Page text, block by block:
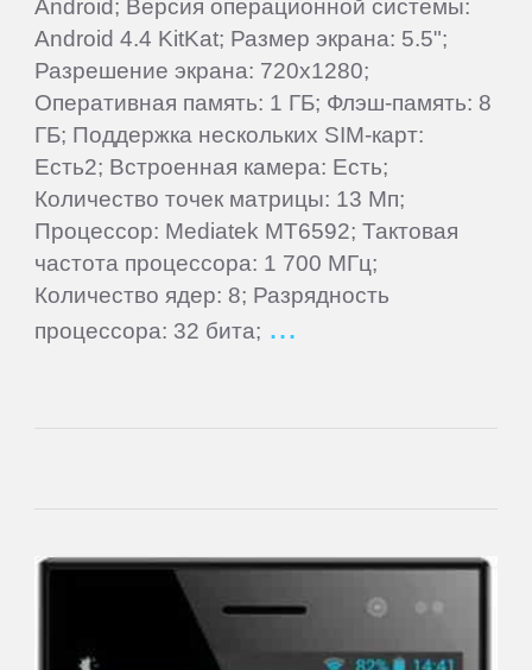
Android; Версия операционной системы:
Android 4.4 KitKat; Размер экрана: 5.5";
Разрешение экрана: 720x1280;
Оперативная память: 1 ГБ; Флэш-память: 8
ГБ; Поддержка нескольких SIM-карт:
Есть2; Встроенная камера: Есть;
Количество точек матрицы: 13 Мп;
Процессор: Mediatek MT6592; Тактовая
частота процессора: 1 700 МГц;
Количество ядер: 8; Разрядность
процессора: 32 бита;
Goclever
Google
Haier
Highscreen